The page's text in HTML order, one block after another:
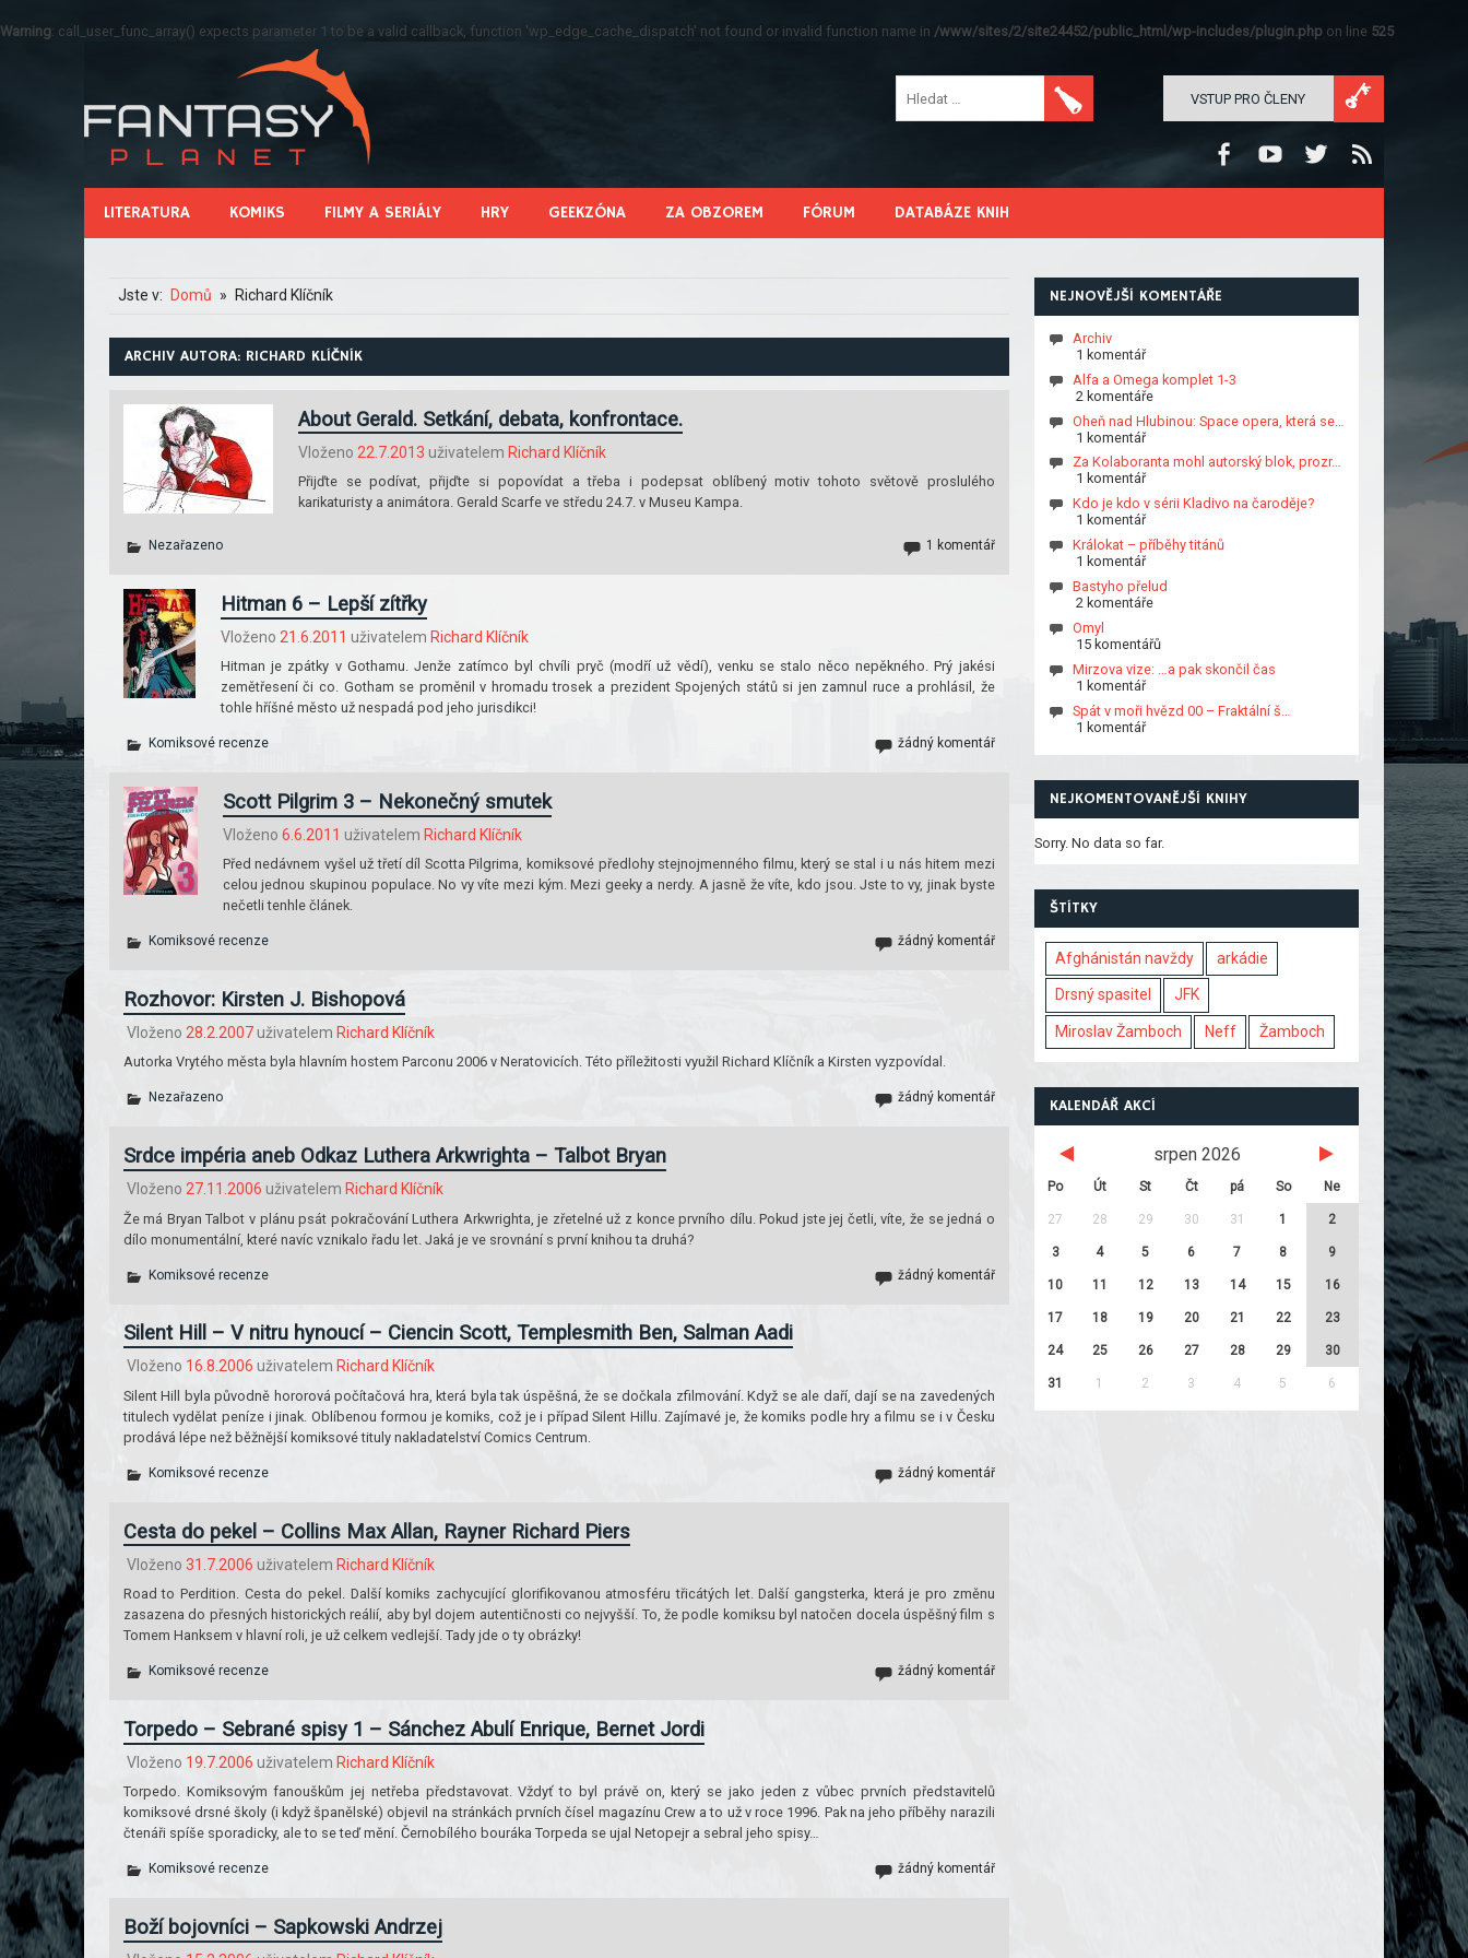
Warning: call_user_func_array() expects parameter 1 to be a valid callback, function 'wp_edge_cache_dispatch' not found or invalid function name in /www/sites/2/site24452/public_html/wp-includes/plugin.php on line 525
VSTUP PRO ČLENY
LITERATURA KOMIKS FILMY A SERIÁLY HRY GEEKZÓNA ZA OBZOREM FÓRUM DATABÁZE KNIH
Jste v: Domů Richard Klíčník
ARCHIV AUTORA: RICHARD KLÍČNÍK
About Gerald. Setkání, debata, konfrontace.
Vloženo 22.7.2013 uživatelem Richard Klíčník
Přijďte se podívat, přijďte si popovídat a třeba i podepsat oblíbený motiv tohoto světově proslulého
karikaturisty a animátora. Gerald Scarfe ve středu 24.7. v Museu Kampa.
Nezařazeno 1 komentář
Hitman 6 – Lepší zítřky
Vloženo 21.6.2011 uživatelem Richard Klíčník
Hitman je zpátky v Gothamu. Jenže zatímco byl chvíli pryč (modří už vědí), venku se stalo něco nepěkného. Prý jakési
zemětřesení či co. Gotham se proměnil v hromadu trosek a prezident Spojených států si jen zamnul ruce a prohlásil, že
tohle hříšné město už nespadá pod jeho jurisdikci!
Komiksové recenze žádný komentář
Scott Pilgrim 3 – Nekonečný smutek
Vloženo 6.6.2011 uživatelem Richard Klíčník
Před nedávnem vyšel už třetí díl Scotta Pilgrima, komiksové předlohy stejnojmenného filmu, který se stal i u nás hitem mezi
celou jednou skupinou populace. No vy víte mezi kým. Mezi geeky a nerdy. A jasně že víte, kdo jsou. Jste to vy, jinak byste
nečetli tenhle článek.
Komiksové recenze žádný komentář
Rozhovor: Kirsten J. Bishopová
Vloženo 28.2.2007uživatelem Richard Klíčník
Autorka Vrytého města byla hlavním hostem Parconu 2006 v Neratovicích. Této příležitosti využil Richard Klíčník a Kirsten vyzpovídal.
Nezařazeno žádný komentář
Srdce impéria aneb Odkaz Luthera Arkwrighta – Talbot Bryan
Vloženo 27.11.2006 uživatelem Richard Klíčník
Že má Bryan Talbot v plánu psát pokračování Luthera Arkwrighta, je zřetelné už z konce prvního dílu. Pokud jste jej četli, víte, že se jedná o
dílo monumentální, které navíc vznikalo řadu let. Jaká je ve srovnání s první knihou ta druhá?
Komiksové recenze žádný komentář
Silent Hill – V nitru hynoucí – Ciencin Scott, Templesmith Ben, Salman Aadi
Vloženo 16.8.2006 uživatelem Richard Klíčník
Silent Hill byla původně hororová počítačová hra, která byla tak úspěšná, že se dočkala zfilmování. Když se ale daří, dají se na zavedených
titulech vydělat peníze i jinak. Oblíbenou formou je komiks, což je i případ Silent Hillu. Zajímavé je, že komiks podle hry a filmu se i v Česku
prodává lépe než běžnější komiksové tituly nakladatelství Comics Centrum.
Komiksové recenze žádný komentář
Cesta do pekel – Collins Max Allan, Rayner Richard Piers
Vloženo 31.7.2006 uživatelem Richard Klíčník
Road to Perdition. Cesta do pekel. Další komiks zachycující glorifikovanou atmosféru třicátých let. Další gangsterka, která je pro změnu
zasazena do přesných historických reálií, aby byl dojem autentičnosti co nejvyšší. To, že podle komiksu byl natočen docela úspěšný film s
Tomem Hanksem v hlavní roli, je už celkem vedlejší. Tady jde o ty obrázky!
Komiksové recenze žádný komentář
Torpedo – Sebrané spisy 1 – Sánchez Abulí Enrique, Bernet Jordi
Vloženo 19.7.2006 uživatelem Richard Klíčník
Torpedo. Komiksovým fanouškům jej netřeba představovat. Vždyť to byl právě on, který se jako jeden z vůbec prvních představitelů
komiksové drsné školy (i když španělské) objevil na stránkách prvních čísel magazínu Crew a to už v roce 1996. Pak na jeho příběhy narazili
čtenáři spíše sporadicky, ale to se teď mění. Černobílého bouráka Torpeda se ujal Netopejr a sebral jeho spisy…
Komiksové recenze žádný komentář
Boží bojovníci – Sapkowski Andrzej
NEJNOVĚJŠÍ KOMENTÁŘE
Archiv
1 komentář
Alfa a Omega komplet 1-3
2 komentáře
Oheň nad Hlubinou: Space opera, která se…
1 komentář
Za Kolaboranta mohl autorský blok, prozr…
1 komentář
Kdo je kdo v sérii Kladivo na čaroděje?
1 komentář
Králokat – příběhy titánů
1 komentář
Bastyho přelud
2 komentáře
Omyl
15 komentářů
Mirzova vize: …a pak skončil čas
1 komentář
Spát v moři hvězd 00 – Fraktální š…
1 komentář
NEJKOMENTOVANĚJŠÍ KNIHY
Sorry. No data so far.
ŠTÍTKY
Afghánistán navždy arkádie
Drsný spasitel JFK
Miroslav Žamboch Neff Žamboch
KALENDÁŘ AKCÍ
srpen 2026
Po Út St Čt pá So Ne
27 28 29 30 31 1 2
3 4 5 6 7 8 9
10 11 12 13 14 15 16
17 18 19 20 21 22 23
24 25 26 27 28 29 30
31 1 2 3 4 5 6